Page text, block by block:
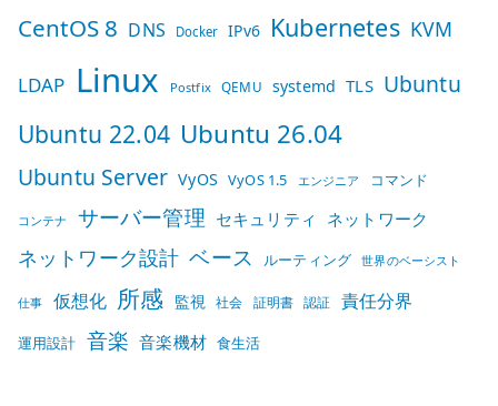
CentOS 8 DNS Docker IPv6 Kubernetes KVM
LDAP Linux Postfix QEMU systemd TLS Ubuntu
Ubuntu 22.04 Ubuntu 26.04
Ubuntu Server VyOS VyOS 1.5 エンジニア コマンド
コンテナ サーバー管理 セキュリティ ネットワーク
ネットワーク設計 ベース ルーティング 世界のベーシスト
仕事 仮想化 所感 監視 社会 証明書 認証 責任分界
運用設計 音楽 音楽機材 食生活